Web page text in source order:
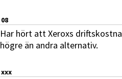
08
Har hört att Xeroxs
högre än andra alternativ.
xxx